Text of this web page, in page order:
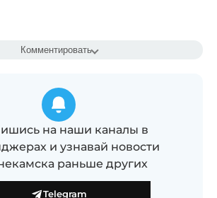
Комментировать
на наши каналы в
и узнавай новости
раньше других
Telegram